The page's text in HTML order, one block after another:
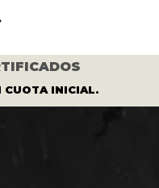
CUOTA INICIAL.